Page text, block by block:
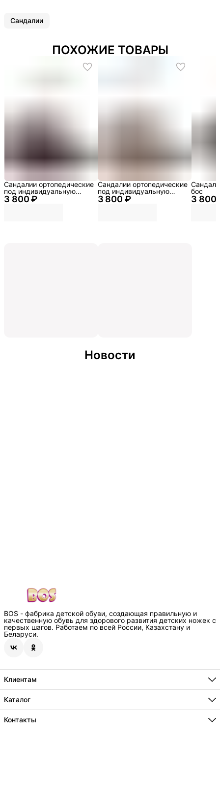
Сандалии
ПОХОЖИЕ ТОВАРЫ
3 800 ₽
Сандалии ортопедические
под индивидуальную
стельку
3 800 ₽
Сандалии ортопедические
под индивидуальную
стельку
3 800
бос
Новости
BOS - фабрика детской обуви, создающая правильную и
качественную обувь для здорового развития детских ножек с
первых шагов. Работаем по всей России, Казахстану и
Беларуси.
Клиентам
Способы оплаты
Где купить
Информация
Каталог
Бестселлеры
Новинки
Контакты